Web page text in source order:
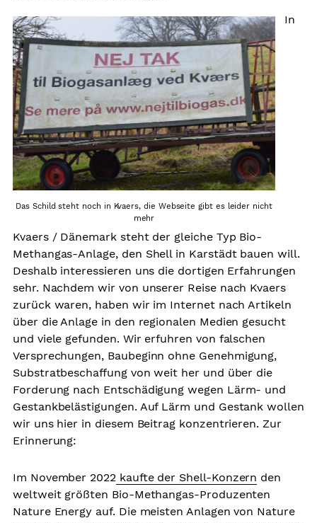
Arbeitsplätze
Sicherheit
Grundkonsens
Kontakt
Das Schild steht noch in Kvaers, die Webseite gibt es leider nicht
mehr
In
Kvaers / Dänemark steht der gleiche Typ Bio-
Methangas-Anlage, den Shell in Karstädt bauen will.
Deshalb interessieren uns die dortigen Erfahrungen
sehr. Nachdem wir von unserer Reise nach Kvaers
zurück waren, haben wir im Internet nach Artikeln
über die Anlage in den regionalen Medien gesucht
und viele gefunden. Wir erfuhren von falschen
Versprechungen, Baubeginn ohne Genehmigung,
Substratbeschaffung von weit her und über die
Forderung nach Entschädigung wegen Lärm- und
Gestankbelästigungen. Auf Lärm und Gestank wollen
wir uns hier in diesem Beitrag konzentrieren. Zur
Erinnerung:
Im November 2022kaufte der Shell-Konzern den
weltweit größten Bio-Methangas-Produzenten
Nature Energy auf. Die meisten Anlagen von Nature